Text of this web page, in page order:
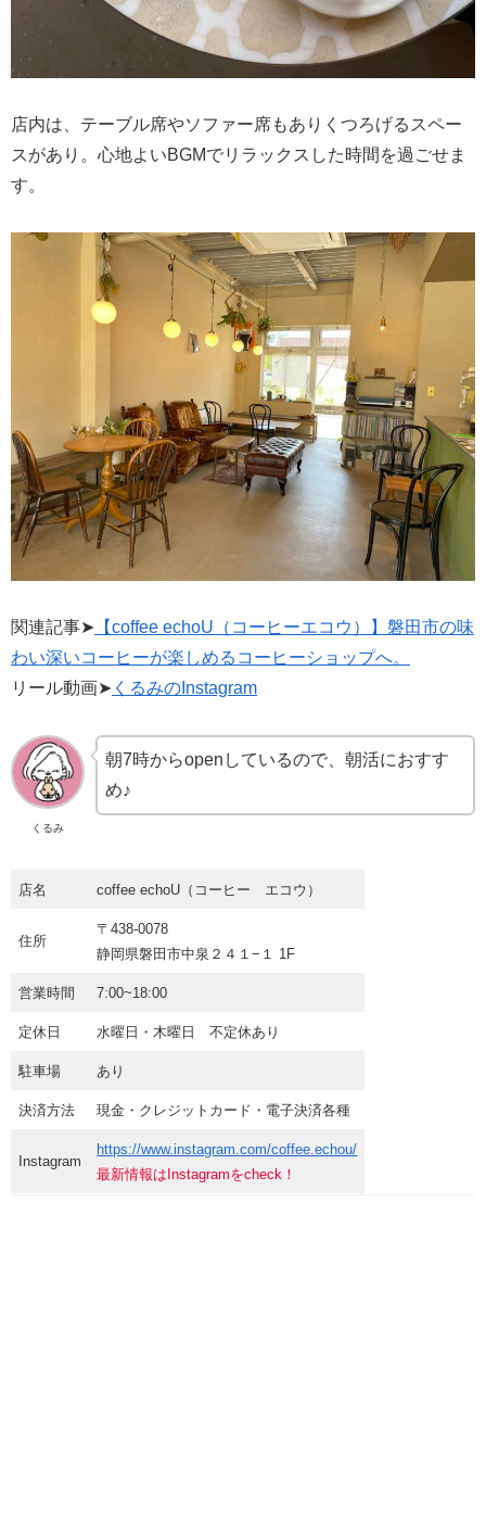
店内は、テーブル席やソファー席もありくつろげるスペー
スがあり。心地よいBGMでリラックスした時間を過ごせま
す。
関連記事➤ 【coffee echoU（コーヒーエコウ）】磐田市の味
わい深いコーヒーが楽しめるコーヒーショップへ。
リール動画➤ くるみのInstagram
くるみ
朝7時からopenしているので、朝活におすす
め♪
店名 coffee echoU（コーヒー エコウ）
住所
〒438-0078
静岡県磐田市中泉２４１−１ 1F
営業時間 7:00~18:00
定休日 水曜日・木曜日 不定休あり
駐車場 あり
決済方法 現金・クレジットカード・電子決済各種
Instagram
https://www.instagram.com/coffee.echou/
最新情報はInstagramをcheck！